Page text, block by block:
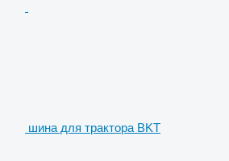
шина для трактора BKT